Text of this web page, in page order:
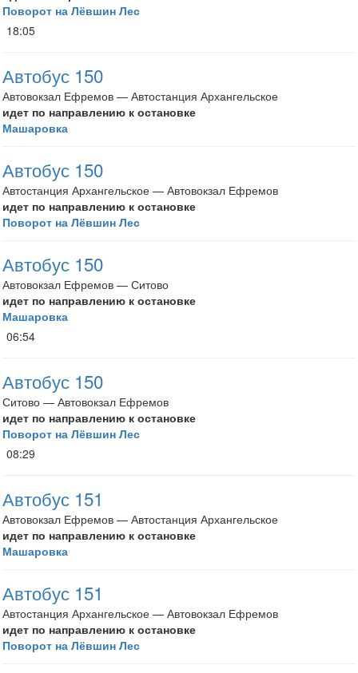
Поворот на Лёвшин Лес
18:05
Автобус 150
Автовокзал Ефремов — Автостанция Архангельское
идет по направлению к остановке
Машаровка
Автобус 150
Автостанция Архангельское — Автовокзал Ефремов
идет по направлению к остановке
Поворот на Лёвшин Лес
Автобус 150
Автовокзал Ефремов — Ситово
идет по направлению к остановке
Машаровка
06:54
Автобус 150
Ситово — Автовокзал Ефремов
идет по направлению к остановке
Поворот на Лёвшин Лес
08:29
Автобус 151
Автовокзал Ефремов — Автостанция Архангельское
идет по направлению к остановке
Машаровка
Автобус 151
Автостанция Архангельское — Автовокзал Ефремов
идет по направлению к остановке
Поворот на Лёвшин Лес